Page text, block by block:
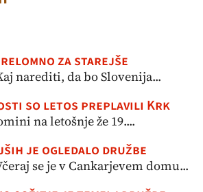
za starejše
narediti, da bo Slovenija...
so letos preplavili Krk
na letošnje že 19....
je ogledalo družbe
se je v Cankarjevem domu...